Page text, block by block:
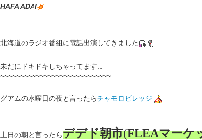
HAFA ADAI
北海道のラジオ番組に電話出演してきました
未だにドキドキしちゃってます...
~~~~~~~~~~~~~~~~~~~~~~~~~~~~
グアムの水曜日の夜と言ったらチャモロビレッジ
土日の朝と言ったらデデド朝市(FLEAマーケ